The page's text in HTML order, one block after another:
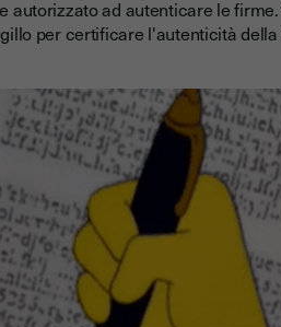
autorizzato ad autenticare le
per certificare l'autenticità